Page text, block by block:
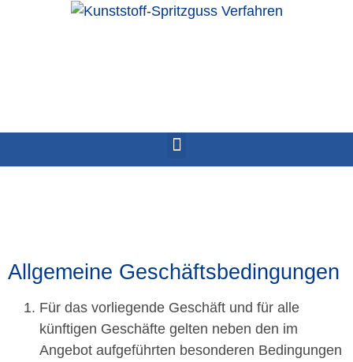
Allgemeine Geschäftsbedingungen
Für das vorliegende Geschäft und für alle
künftigen Geschäfte gelten neben den im
Angebot aufgeführten besonderen Bedingungen